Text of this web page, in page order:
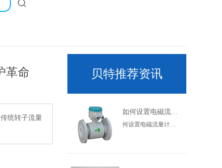
革命
统转子流量
贝特推荐资讯
如何设置电磁流量计的参数？
何设置电磁流量计的参数？通常需要设置电磁流量计的参数，但很多人不知道如何设置电磁流量计的参数。现在让我们简要介绍一下如何设置电磁流量计的参数。一般参数设置在一定范围内，不同厂家有一定差异，以产品说明书为准，电磁流量计传感器实时测量流体电阻值。管道是否处于全管状态，因此空管测量值为连续值。虽然不同的流体有不同的电阻值来确定流量计管道是否处于全管状态，但它是空管测量值的连续值。虽然不同的流体有不同的电阻值，但只要流体处于满管状态，其电阻值就是稳定的